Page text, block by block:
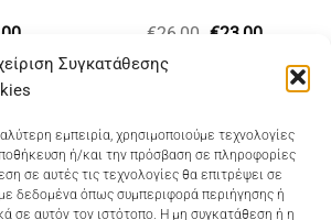
Συγκατάθεσης
εμπειρία, χρησιμοποιούμε τεχνολογίες
ή/και την πρόσβαση σε πληροφορίες
σε αυτές τις τεχνολογίες θα επιτρέψει σε
δεδομένα όπως συμπεριφορά περιήγησης ή
σε αυτόν τον ιστότοπο. Η μη συγκατάθεση ή η
Η
τιμή
€19,00.
€26,00 Original
€23,00Η
τιμή
είναι:
€23,00.
, Ζυμβρακάκηδων 33, τηλ 28210
91906
Σφακιανάκη 5, τηλ 28210 94712